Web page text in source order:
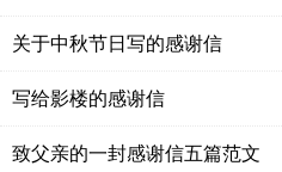
关于中秋节日写的感谢信
写给影楼的感谢信
致父亲的一封感谢信五篇范文